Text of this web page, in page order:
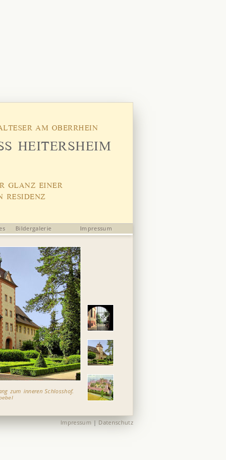
AM OBERRHEIN
HEITERSHEIM
GLANZ EINER
RESIDENZ
Bildergalerie Impressum
zum inneren Schlosshof.
Impressum| Datenschutz